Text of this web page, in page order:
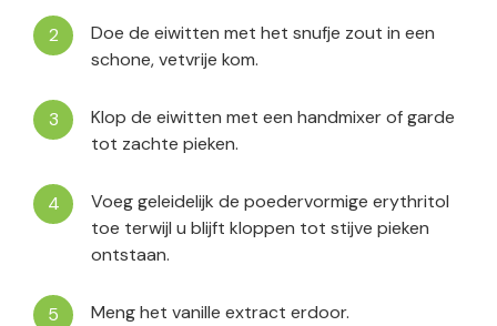
Doe de eiwitten met het snufje zout in een
schone, vetvrije kom.
Klop de eiwitten met een handmixer of garde
tot zachte pieken.
Voeg geleidelijk de poedervormige erythritol
toe terwijl u blijft kloppen tot stijve pieken
ontstaan.
Meng het vanille extract erdoor.